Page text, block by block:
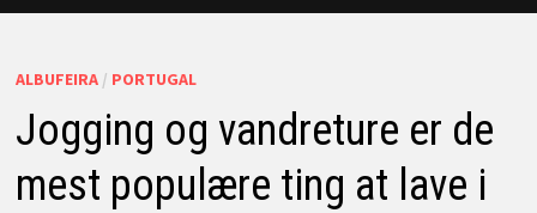
ALBUFEIRA/ PORTUGAL
Jogging og vandreture er de
mest populære ting at lave i